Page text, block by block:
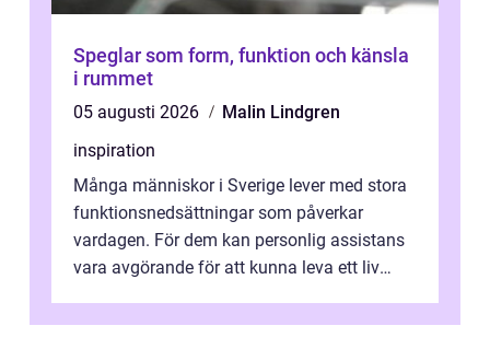
Speglar som form, funktion och känsla
i rummet
05 augusti 2026
Malin Lindgren
inspiration
Många människor i Sverige lever med stora
funktionsnedsättningar som påverkar
vardagen. För dem kan personlig assistans
vara avgörande för att kunna leva ett liv